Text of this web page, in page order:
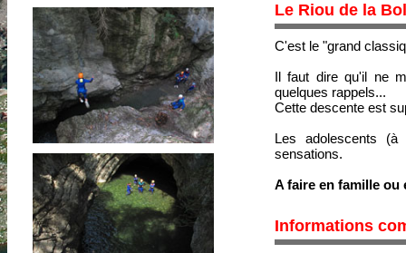
Le Riou de la
C'est le "grand
Il faut dire qu'il ne
quelques rappels...
Cette descente est
Les adolescents
sensations.
A faire en famille ou
Informations